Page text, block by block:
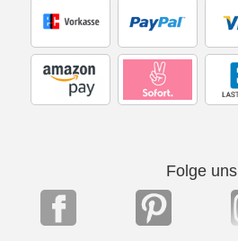
Folge uns